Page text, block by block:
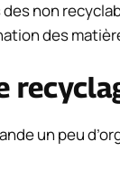
non
des
un peu